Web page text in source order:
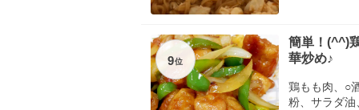
9位
簡単！(^^)
華炒め♪
鶏もも肉、○
粉、サラダ